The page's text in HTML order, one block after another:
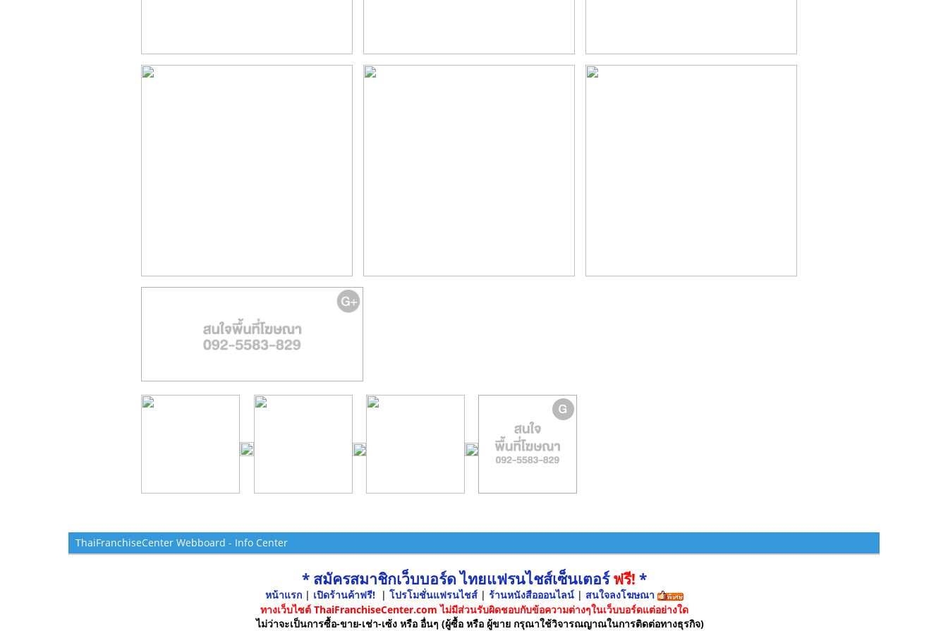
ThaiFranchiseCenter Webboard - Info Center
* สมัครสมาชิกเว็บบอร์ด ไทยแฟรนไชส์เซ็นเตอร์ฟรี! *
หน้าแรก| เปิดร้านค้าฟรี! | โปรโมชั่นแฟรนไชส์ | ร้านหนังสือออนไลน์ | สนใจลงโฆษณา
ทางเว็บไซต์ ThaiFranchiseCenter.com ไม่มีส่วนรับผิดชอบกับข้อความต่างๆในเว็บบอร์ดแต่อย่างใด
ไม่ว่าจะเป็นการซื้อ-ขาย-เช่า-เซ้ง หรือ อื่นๆ (ผู้ซื้อ หรือ ผู้ขาย กรุณาใช้วิจารณญาณในการติดต่อทางธุรกิจ)